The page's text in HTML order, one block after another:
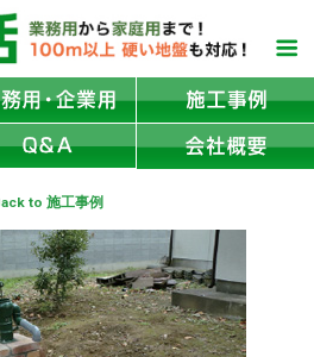
to 施工事例